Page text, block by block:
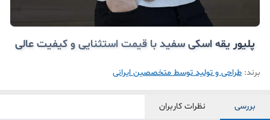
پلیور یقه اسکی سفید با قیمت استثنایی و کیفیت عالی
برند: طراحی و تولید توسط متخصصین ایرانی
بررسی نظرات کاربران